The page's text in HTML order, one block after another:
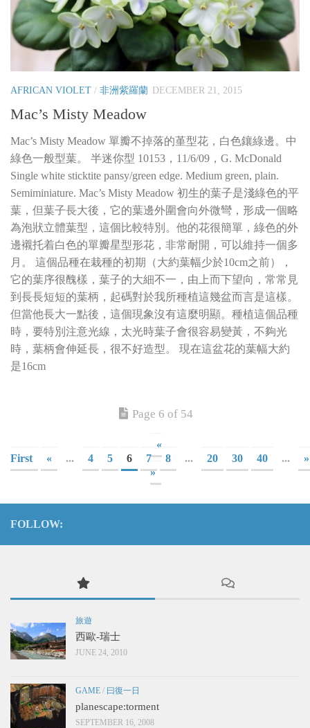
AFRICAN VIOLET / 非洲紫羅蘭 DECEMBER 21, 2015
Mac’s Misty Meadow
Mac’s Misty Meadow 單瓣不掉落的堇型花，白色鑲綠邊。中
綠色一般型葉。 半迷你型 10153，11/6/09，G. McDonald
Single white sticktite pansy/green edge. Medium green, plain.
Semiminiature. Mac’s Misty Meadow 初生的葉子是淺綠色的平
葉，但葉子長大後，它的葉邊外圍會向外微彎，形成一個略
為泡狀立體葉型，這個比較特別。他的花很簡單，綠色的外
邊襯托着白色的單瓣星型形花，非常耐開，可以維持一個多
月。 這個品種在栽種的初期（大約葉幅少於10cm之前），
它的葉序很醜樣，葉子的大細不一，由上而下望向，常常見
到長長短短的葉柄，起碼對於我所種植這幾盆而言是這樣。
但當他長大一點後，這個現象沒有這麼明顯。種植這個品種
時，要特別注意光線，太光時葉子會很容易變黃，不夠光
時，葉柄會伸延長，很不好造型。 現在這盆花的葉幅大約
是16cm
Page 6 of 54
«
First
« ... 4 5 6 7 8 ... 20 30 40 ...
»
»
FOLLOW:
旅遊
西歐-瑞士
JUNE 24, 2010
GAME / 曰復一日
planescape:torment
SEPTEMBER 16, 2008